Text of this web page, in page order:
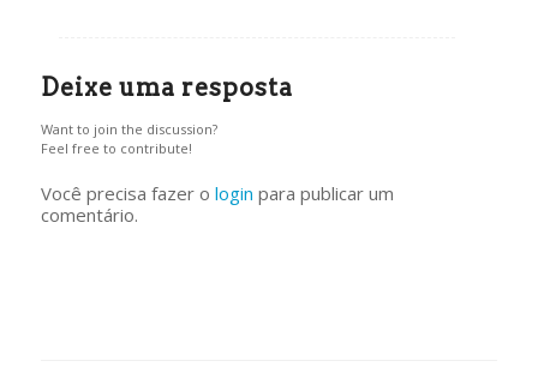
Deixe uma resposta
Want to join the discussion?
Feel free to contribute!
Você precisa fazer o login para publicar um
comentário.